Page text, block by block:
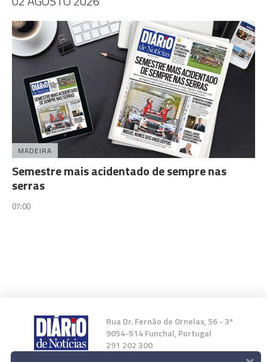
MADEIRA
Semestre mais acidentado de sempre nas
serras
07:00
Rua Dr. Fernão de Ornelas, 56 - 3º
9054-514 Funchal, Portugal
291 202 300